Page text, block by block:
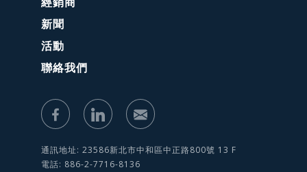
新聞
活動
聯絡我們
通訊地址: 23586新北市中和區中正路800號 13 F
電話: 886-2-7716-8136